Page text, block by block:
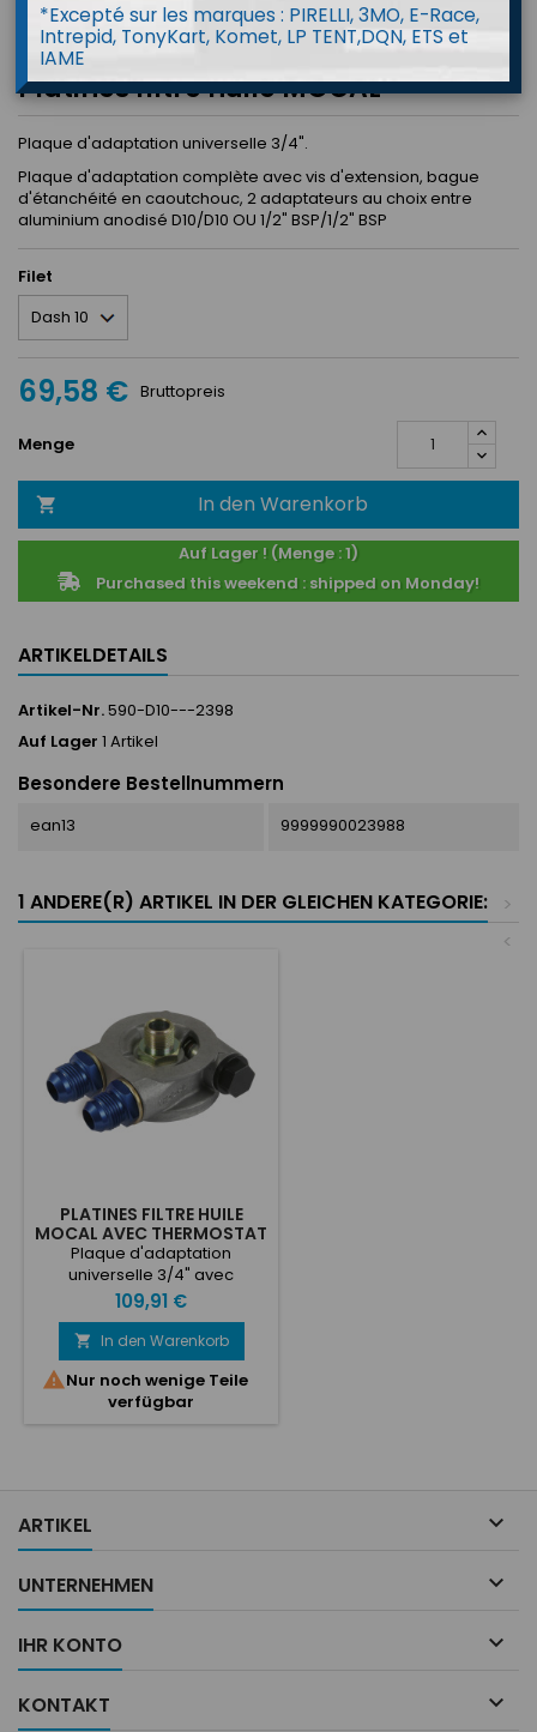
Platines filtre huile MOCAL
Plaque d'adaptation universelle 3/4".
Plaque d'adaptation complète avec vis d'extension, bague
d'étanchéité en caoutchouc, 2 adaptateurs au choix entre
aluminium anodisé D10/D10 OU 1/2" BSP/1/2" BSP
Filet
69,58 € Bruttopreis
Menge
 In den Warenkorb
Auf Lager ! (Menge : 1)
Purchased this weekend : shipped on Monday!
ARTIKELDETAILS
Artikel-Nr.590-D10---2398
Auf Lager 1 Artikel
Besondere Bestellnummern
ean13 9999990023988
1 ANDERE(R) ARTIKEL IN DER GLEICHEN KATEGORIE:
>
<
PLATINES FILTRE HUILE
MOCAL AVEC THERMOSTAT
Plaque d'adaptation
universelle 3/4" avec
thermostat intégré. Plaque
d'adaptation complète avec
vis d'extension, bague
d'étanchéité en caoutchouc,
2 adaptateurs au choix entre
aluminium anodisé D10/D10
Preis
109,91 €
 In den Warenkorb
Nur noch wenige Teile
verfügbar
ARTIKEL 
UNTERNEHMEN 
IHR KONTO 
KONTAKT 
*Excepté sur les marques : PIRELLI, 3MO, E-Race,
Intrepid, TonyKart, Komet, LP TENT,DQN, ETS et
IAME